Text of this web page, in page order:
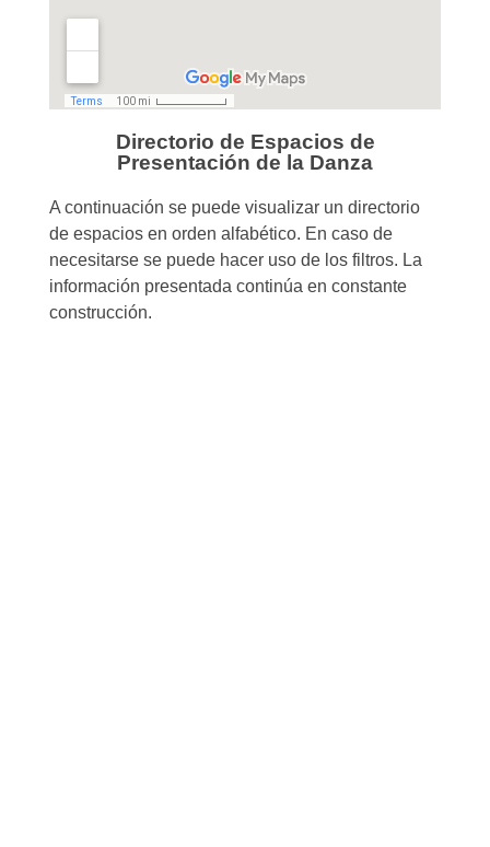
Directorio de Espacios de
Presentación de la Danza
A continuación se puede visualizar un directorio
de espacios en orden alfabético. En caso de
necesitarse se puede hacer uso de los filtros. La
información presentada continúa en constante
construcción.